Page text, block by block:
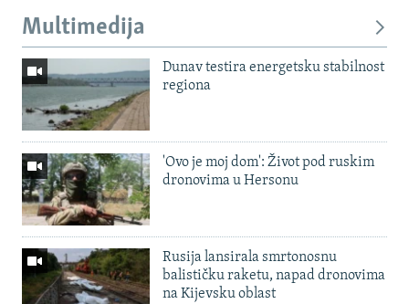
Multimedija
Dunav testira energetsku stabilnost
regiona
'Ovo je moj dom': Život pod ruskim
dronovima u Hersonu
Rusija lansirala smrtonosnu
balističku raketu, napad dronovima
na Kijevsku oblast